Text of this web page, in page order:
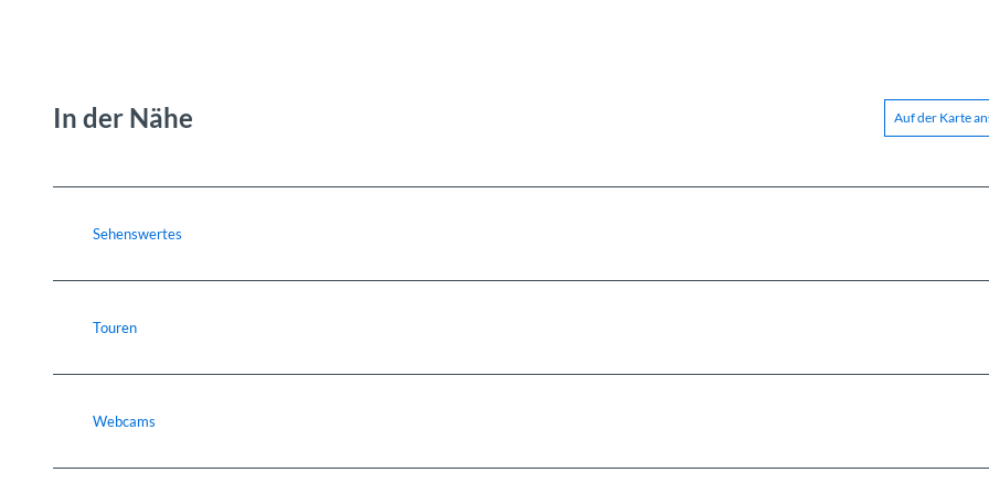
In der Nähe Auf der Karte
Sehenswertes
Touren
Webcams